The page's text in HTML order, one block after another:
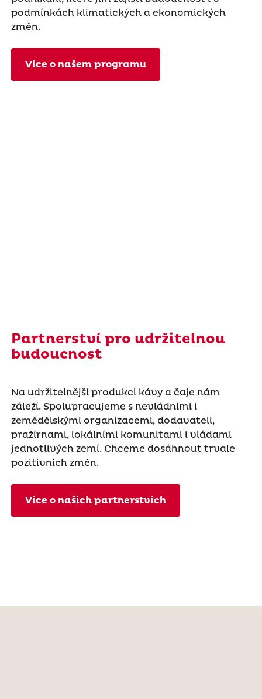
podmínkách klimatických a ekonomických
změn.
Více o našem programu
Partnerství pro udržitelnou
budoucnost
Na udržitelnější produkci kávy a čaje nám
záleží. Spolupracujeme s nevládními i
zemědělskými organizacemi, dodavateli,
pražírnami, lokálními komunitami i vládami
jednotlivých zemí. Chceme dosáhnout trvale
pozitivních změn.
Více o našich partnerstvích